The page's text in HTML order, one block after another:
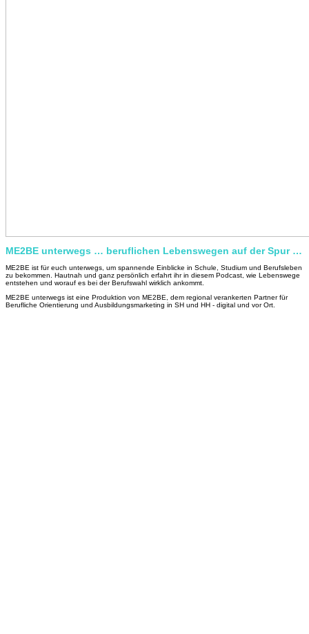
ME2BE unterwegs … beruflichen Lebenswegen auf der Spur …
ME2BE ist für euch unterwegs, um spannende Einblicke in Schule, Studium und Berufsleben
zu bekommen. Hautnah und ganz persönlich erfahrt ihr in diesem Podcast, wie Lebenswege
entstehen und worauf es bei der Berufswahl wirklich ankommt.
ME2BE unterwegs ist eine Produktion von ME2BE, dem regional verankerten Partner für
Berufliche Orientierung und Ausbildungsmarketing in SH und HH - digital und vor Ort.